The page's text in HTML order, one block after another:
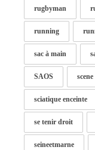
rugbyman
running
sac à main
SAOS scene
sciatique enceinte
se tenir droit
seineetmarne